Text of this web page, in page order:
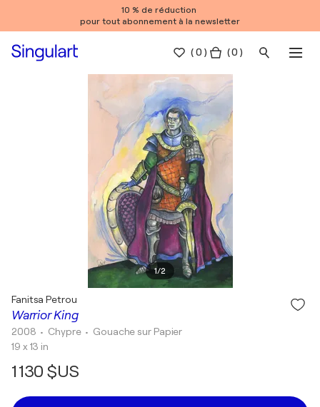
10 % de réduction
pour tout abonnement à la newsletter
(0 ) ( 0 )
1/2
Warrior King
Fanitsa Petrou
2008 • Chypre • Gouache sur Papier
19 x 13 in
1 130 $US